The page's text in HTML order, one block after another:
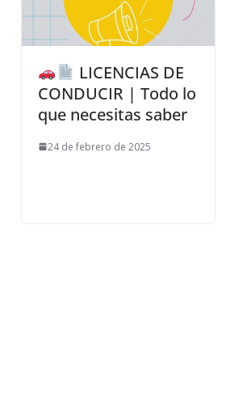
LICENCIAS DE
CONDUCIR | Todo lo
que necesitas saber
24 de febrero de 2025